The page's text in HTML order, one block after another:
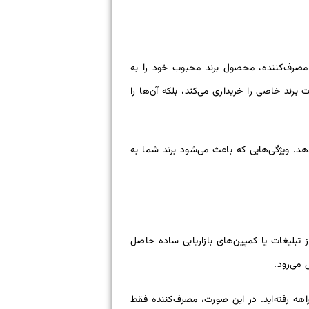
محصول برند محبوب خود را به
خاصی را خریداری می‌کند، بلکه آن‌ها را
ویژگی‌هایی که باعث می‌شود برند شما به
یا کمپین‌های بازاریابی ساده حاصل
می‌رود.
رفته‌اید. در این صورت، مصرف‌کننده فقط